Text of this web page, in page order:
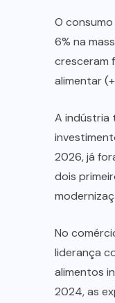
O
6% na
cresceram
alimentar
A indústria
2026, já
dois
No
liderança
alimentos
2024, as